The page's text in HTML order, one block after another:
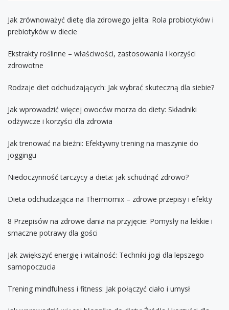
Jak zrównoważyć dietę dla zdrowego jelita: Rola probiotyków i
prebiotyków w diecie
Ekstrakty roślinne – właściwości, zastosowania i korzyści
zdrowotne
Rodzaje diet odchudzających: Jak wybrać skuteczną dla siebie?
Jak wprowadzić więcej owoców morza do diety: Składniki
odżywcze i korzyści dla zdrowia
Jak trenować na bieżni: Efektywny trening na maszynie do
joggingu
Niedoczynność tarczycy a dieta: jak schudnąć zdrowo?
Dieta odchudzająca na Thermomix – zdrowe przepisy i efekty
8 Przepisów na zdrowe dania na przyjęcie: Pomysły na lekkie i
smaczne potrawy dla gości
Jak zwiększyć energię i witalność: Techniki jogi dla lepszego
samopoczucia
Trening mindfulness i fitness: Jak połączyć ciało i umysł